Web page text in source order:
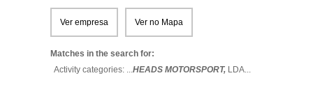
Ver empresa Ver no Mapa
Matches in the search for:
Activity categories: ...HEADS MOTORSPORT, LDA...